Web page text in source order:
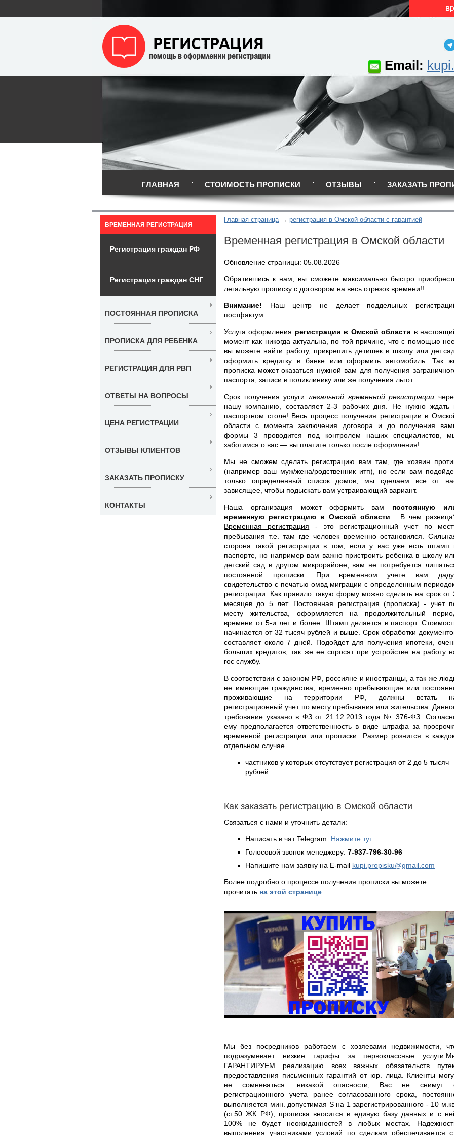
Email:
ГЛАВНАЯ СТОИМОСТЬ ПРОПИСКИ ОТЗЫВЫ ЗАКАЗАТЬ
Главная страница регистрация в Омской области с гарантией
Временная регистрация в Омской области
Обновление страницы: 05.08.2026
Обратившись к нам, вы сможете максимально быстро
легальную прописку с договором на весь отрезок времени!!
Внимание! Наш центр не делает поддельных
постфактум.
Услуга оформления регистрации в Омской области в
момент как никогда актуальна, по той причине, что с помощью
вы можете найти работу, прикрепить детишек в школу или дет.сад,
оформить кредитку в банке или оформить автомобиль .Так
прописка может оказаться нужной вам для получения
паспорта, записи в поликлинику или же получения льгот.
Срок получения услуги легальной временной регистрации
нашу компанию, составляет 2-3 рабочих дня. Не нужно ждать
паспортном столе! Весь процесс получения регистрации в
области с момента заключения договора и до получения
формы 3 проводится под контролем наших специалистов,
заботимся о вас — вы платите только после оформления!
Мы не сможем сделать регистрацию вам там, где хозяин
(например ваш муж/жена/родственник итп), но если вам
только определенный список домов, мы сделаем все от
зависящее, чтобы подыскать вам устраивающий вариант.
Наша организация может оформить вам постоянную
временную регистрацию в Омской области
. В чем
Временная регистрация - это регистрационный учет по
пребывания т.е. там где человек временно остановился.
сторона такой регистрации в том, если у вас уже есть штамп
паспорте, но например вам важно пристроить ребенка в школу
детский сад в другом микрорайоне, вам не потребуется
постоянной прописки. При временном учете вам
свидетельство с печатью омвд миграции с определенным
регистрации. Как правило такую форму можно сделать на срок от
месяцев до 5 лет. Постоянная регистрация (прописка) - учет
месту жительства, оформляется на продолжительный
времени от 5-и лет и более. Штамп делается в паспорт.
начинается от 32 тысяч рублей и выше. Срок обработки
составляет около 7 дней. Подойдет для получения ипотеки,
больших кредитов, так же ее спросят при устройстве на работу
гос службу.
В соответствии с законом РФ, россияне и иностранцы, а так же
не имеющие гражданства, временно пребывающие или
проживающие на территории РФ, должны встать
регистрационный учет по месту пребывания или жительства.
требование указано в ФЗ от 21.12.2013 года № 376-ФЗ.
ему предполагается ответственность в виде штрафа за
временной регистрации или прописки. Размер рознится в
отдельном случае
частников у которых отсутствует регистрация от 2 до 5 тысяч
рублей
Как заказать регистрацию в Омской области
Связаться с нами и уточнить детали:
Написать в чат Telegram: Нажмите тут
Голосовой звонок менеджеру: 7-937-796-30-96
Напишите нам заявку на E-mail kupi.propisku@gmail.com
Более подробно о процессе получения прописки вы можете
прочитать на этой странице
Мы без посредников работаем с хозяевами недвижимости,
подразумевает низкие тарифы за первоклассные
ГАРАНТИРУЕМ реализацию всех важных обязательств
предоставления письменных гарантий от юр. лица. Клиенты
не сомневаться: никакой опасности, Вас не снимут
регистрационного учета ранее согласованного срока,
выполняется мин. допустимая S на 1 зарегистрированного - 10
(ст.50 ЖК РФ), прописка вносится в единую базу данных и с
100% не будет неожиданностей в любых местах.
выполнения участниками условий по сделкам обеспечивается
ВРЕМЕННАЯ РЕГИСТРАЦИЯ
Регистрация граждан РФ
Регистрация граждан СНГ
ПОСТОЯННАЯ ПРОПИСКА
ПРОПИСКА ДЛЯ РЕБЕНКА
РЕГИСТРАЦИЯ ДЛЯ РВП
ОТВЕТЫ НА ВОПРОСЫ
ЦЕНА РЕГИСТРАЦИИ
ОТЗЫВЫ КЛИЕНТОВ
ЗАКАЗАТЬ ПРОПИСКУ
КОНТАКТЫ